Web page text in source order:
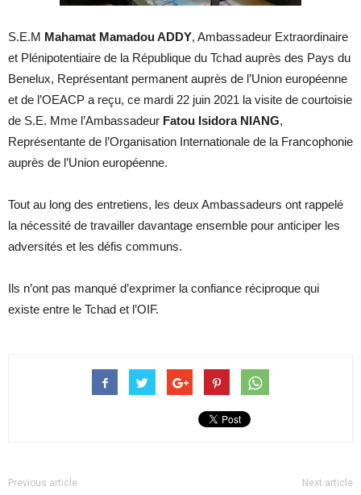
S.E.M Mahamat Mamadou ADDY, Ambassadeur Extraordinaire
et Plénipotentiaire de la République du Tchad auprès des Pays du
Benelux, Représentant permanent auprès de l’Union européenne
et de l’OEACP a reçu, ce mardi 22 juin 2021 la visite de courtoisie
de S.E. Mme l’Ambassadeur Fatou Isidora NIANG,
Représentante de l’Organisation Internationale de la Francophonie
auprès de l’Union européenne.
Tout au long des entretiens, les deux Ambassadeurs ont rappelé
la nécessité de travailler davantage ensemble pour anticiper les
adversités et les défis communs.
Ils n’ont pas manqué d’exprimer la confiance réciproque qui
existe entre le Tchad et l’OIF.
Previous article Next article